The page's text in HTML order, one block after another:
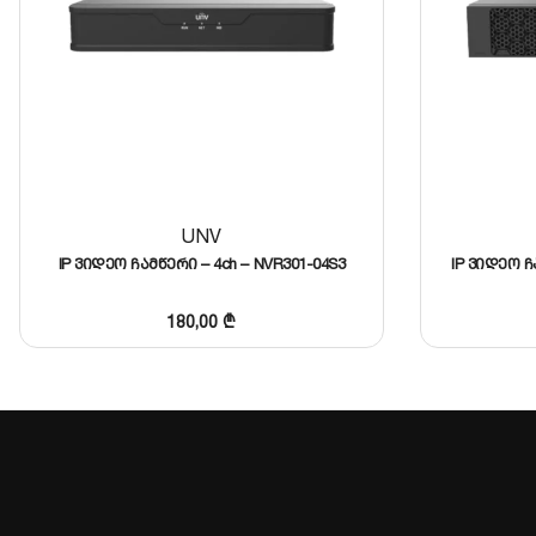
UNV
IP ვიდეო ჩამწერი – 4ch – NVR301-04S3
180,00₾
IP ვიდეო